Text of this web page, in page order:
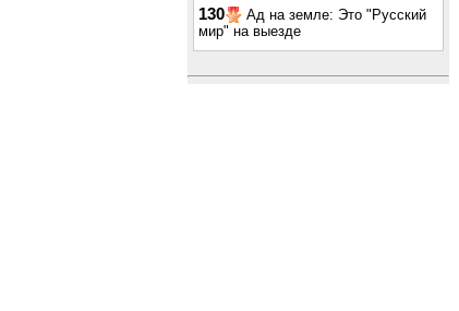
130
Ад на земле: Это "Русский
мир" на выезде